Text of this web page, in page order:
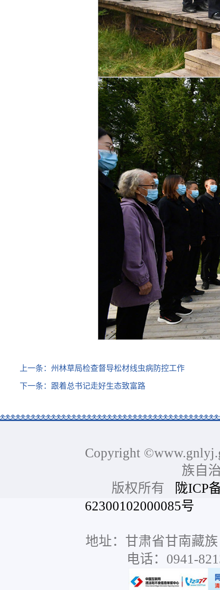
上一条： 州林草局检查督导松材线虫病防控工作
下一条： 跟着总书记走好生态致富路
Copyright
族自
版权所有
陇ICP
62300102000085号
地址：甘肃省甘南藏
电话：0941-